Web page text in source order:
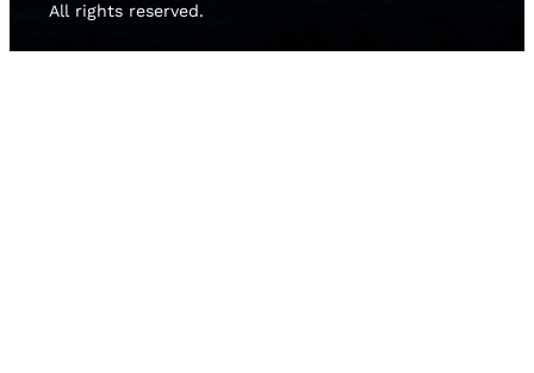
All rights reserved.